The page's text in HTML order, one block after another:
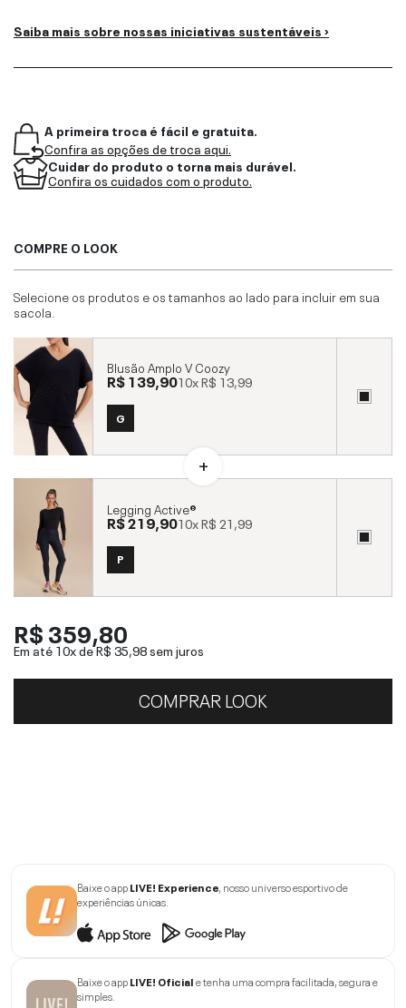
Saiba mais sobre nossas iniciativas sustentáveis ›
A primeira troca é fácil e gratuita.
Confira as opções de troca aqui.
Cuidar do produto o torna mais durável.
Confira os cuidados com o produto.
COMPRE O LOOK
Selecione os produtos e os tamanhos ao lado para incluir em sua
sacola.
Blusão Amplo V Coozy
R$ 139,9010xR$ 13,99
G
Legging Active®
R$ 219,9010xR$ 21,99
P
R$ 359,80
Em até 10x deR$ 35,98sem juros
COMPRAR LOOK
Baixe o appLIVE! Experience , nosso universo esportivo de
experiências únicas.
Baixe o appLIVE! Oficiale tenha uma compra facilitada, segura e
simples.